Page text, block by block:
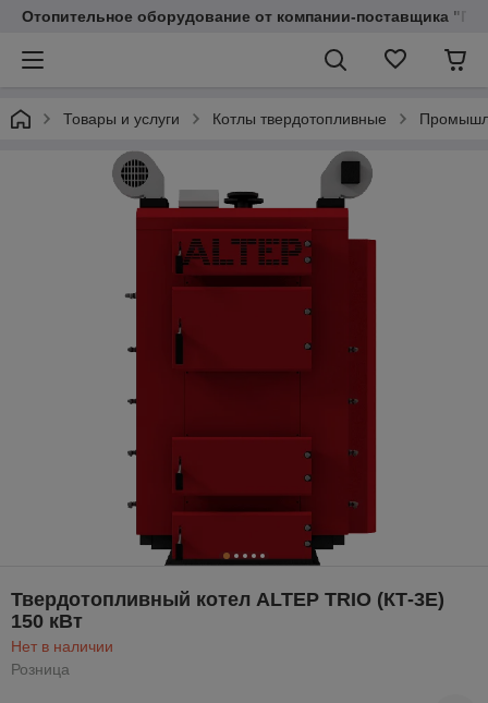
Отопительное оборудование от компании-поставщика
Товары и услуги Котлы твердотопливные
Твердотопливный котел ALTEP TRIO (КТ-3Е)
150 кВт
Нет в наличии
Розница